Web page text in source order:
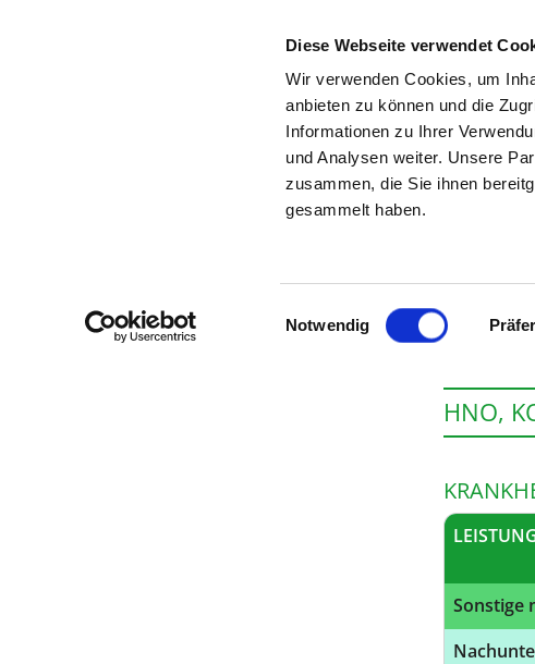
Diese Webseite verwendet
Wir verwenden Cookies, um
anbieten zu können und die
Informationen zu Ihrer
und Analysen weiter. Unsere
zusammen, die Sie ihnen
gesammelt haben.
Einwilligungsauswahl
Notwendig
Startseite der Fachabteilung
HNO,
Sonstige